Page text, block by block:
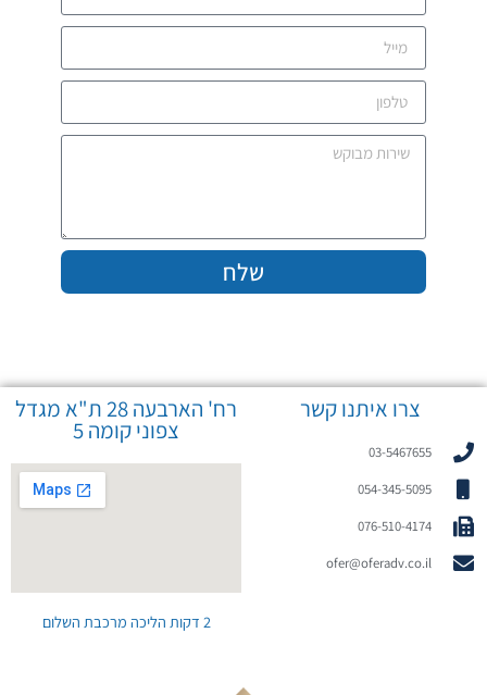
שלח
צרו איתנו קשר
03-5467655
054-345-5095
076-510-4174
ofer@oferadv.co.il
רח' הארבעה 28 ת"א מגדל
צפוני קומה 5
2 דקות הליכה מרכבת השלום